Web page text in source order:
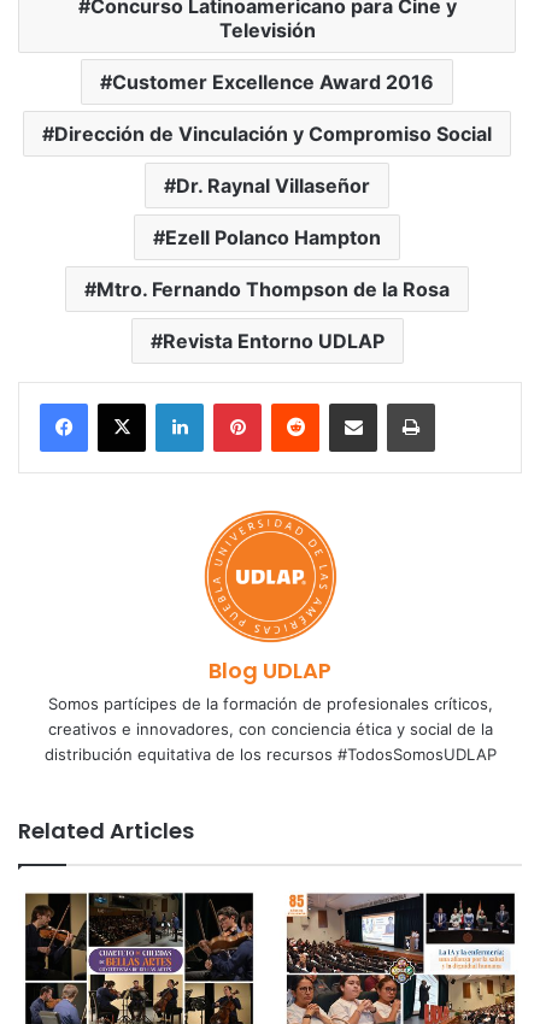
Concurso Latinoamericano para Cine y
Televisión
Customer Excellence Award 2016
Dirección de Vinculación y Compromiso Social
Dr. Raynal Villaseñor
Ezell Polanco Hampton
Mtro. Fernando Thompson de la Rosa
Revista Entorno UDLAP
LinkedInPinterestReddit Share via Email Print
Blog UDLAP
Somos partícipes de la formación de profesionales críticos,
creativos e innovadores, con conciencia ética y social de la
distribución equitativa de los recursos #TodosSomosUDLAP
Related Articles